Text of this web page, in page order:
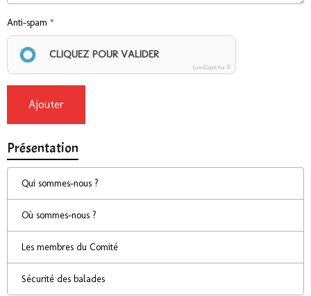
Anti-spam
CLIQUEZ POUR VALIDER
IconCaptcha ©
Ajouter
Présentation
Qui sommes-nous ?
Où sommes-nous ?
Les membres du Comité
Sécurité des balades